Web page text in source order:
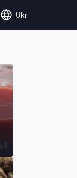
Ukr